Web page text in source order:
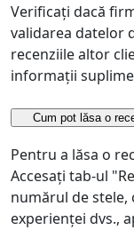
Verificați dacă
validarea datelor
recenziile altor
informații
Cum pot lăsa o
Pentru a lăsa o
Accesați tab-ul
numărul de
experienței dvs.,